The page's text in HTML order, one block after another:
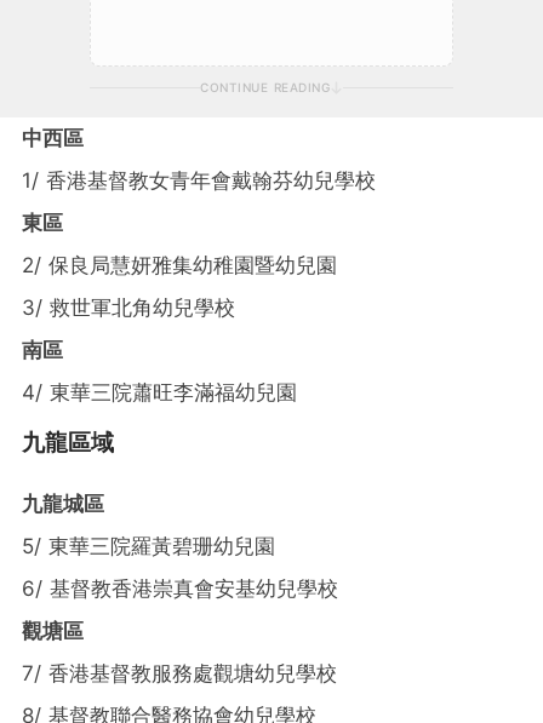
CONTINUE READING
中西區
1/ 香港基督教女青年會戴翰芬幼兒學校
東區
2/ 保良局慧妍雅集幼稚園暨幼兒園
3/ 救世軍北角幼兒學校
南區
4/ 東華三院蕭旺李滿福幼兒園
九龍區域
九龍城區
5/ 東華三院羅黃碧珊幼兒園
6/ 基督教香港崇真會安基幼兒學校
觀塘區
7/ 香港基督教服務處觀塘幼兒學校
8/ 基督教聯合醫務協會幼兒學校